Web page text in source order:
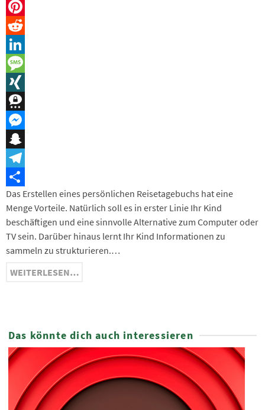
WhatsApp
Pinterest
Reddit
LinkedIn
Message
XING
Threema
Messenger
Snapchat
Telegram
Teilen
Das Erstellen eines persönlichen Reisetagebuchs hat eine
Menge Vorteile. Natürlich soll es in erster Linie Ihr Kind
beschäftigen und eine sinnvolle Alternative zum Computer oder
TV sein. Darüber hinaus lernt Ihr Kind Informationen zu
sammeln zu strukturieren.…
WEITERLESEN…
Das könnte dich auch interessieren